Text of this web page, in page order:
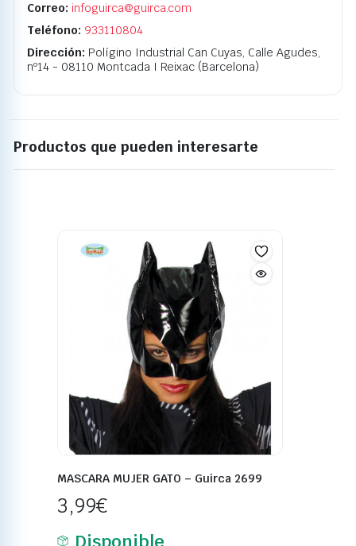
Correo: infoguirca@guirca.com
Teléfono: 933110804
Dirección: Polígino Industrial Can Cuyas, Calle Agudes,
nº14 - 08110 Montcada I Reixac (Barcelona)
Productos que pueden interesarte
MASCARA MUJER GATO – Guirca 2699
3,99€
Disponible